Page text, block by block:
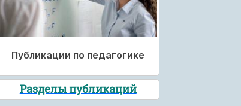
Публикации по педагогике
Разделы публикаций